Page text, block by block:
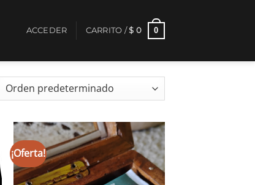
ACCEDER CARRITO /$ 0 0
¡Oferta!